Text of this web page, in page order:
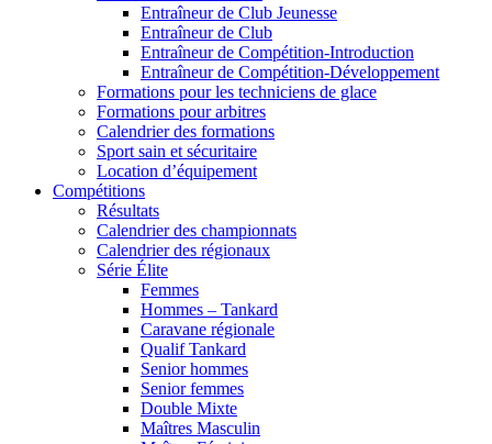
Entraîneur de Club Jeunesse
Entraîneur de Club
Entraîneur de Compétition-Introduction
Entraîneur de Compétition-Développement
Formations pour les techniciens de glace
Formations pour arbitres
Calendrier des formations
Sport sain et sécuritaire
Location d’équipement
Compétitions
Résultats
Calendrier des championnats
Calendrier des régionaux
Série Élite
Femmes
Hommes – Tankard
Caravane régionale
Qualif Tankard
Senior hommes
Senior femmes
Double Mixte
Maîtres Masculin